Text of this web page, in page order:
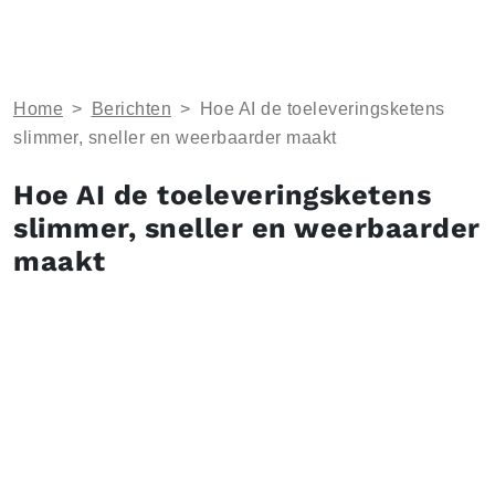
Home > Berichten >
Hoe AI de toeleveringsketens
slimmer, sneller en weerbaarder maakt
Hoe AI de toeleveringsketens
slimmer, sneller en weerbaarder
maakt